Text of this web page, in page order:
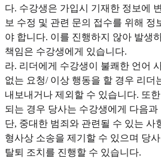
다. 수강생은 가입시 기재한 정보에
보 수정 및 관련 문의 접수를 위해 정
야 합니다. 이를 진행하지 않아 발생
책임은 수강생에게 있습니다.
라. 리더에게 수강생이 불쾌한 언어
없는 요청/ 이상 행동을 할 경우 리더
내보내거나 제외할 수 있습니다. 또
되는 경우 당사는 수강생에게 다음
단, 중대한 범죄와 관련될 수 있는 사
형사상 소송을 제기할 수 있으며 당
탈퇴 조치를 진행할 수 있습니다.